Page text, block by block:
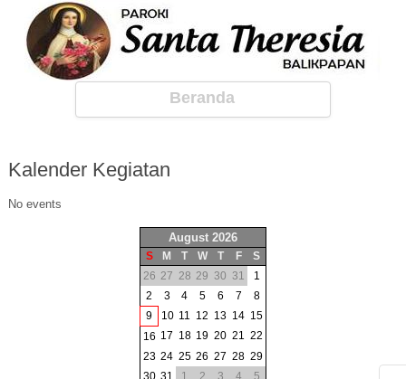
Beranda
Kalender Kegiatan
No events
August 2026
S M T W T F
S
26 27 28 29 30 31
1
2
3 4 5 6 7
8
9
10 11 12 13 14 15
16 17 18 19 20 21 22
23 24 25 26 27 28 29
30 31 1 2 3 4 5